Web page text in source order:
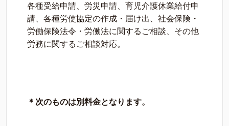
各種受給申請、労災申請、育児介護休業給付申
請、各種労使協定の作成・届け出、社会保険・
労働保険法令・労働法に関するご相談、その他
労務に関するご相談対応。
＊次のものは別料金となります。